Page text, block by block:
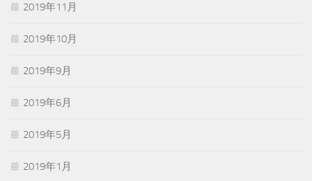
2019年11月
2019年10月
2019年9月
2019年6月
2019年5月
2019年1月